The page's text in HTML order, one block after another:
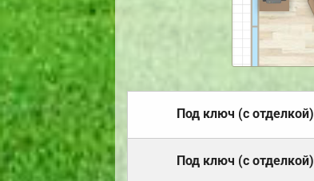
Под ключ (с отделкой)
Под ключ (с отделкой)